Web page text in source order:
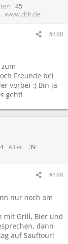
45
www.dth.de
#188
Freunde bei
vorbei ;) Bin ja
geht!
Alter
39
#189
nur noch am
mit Grill, Bier und
dann
auf Sauftour!